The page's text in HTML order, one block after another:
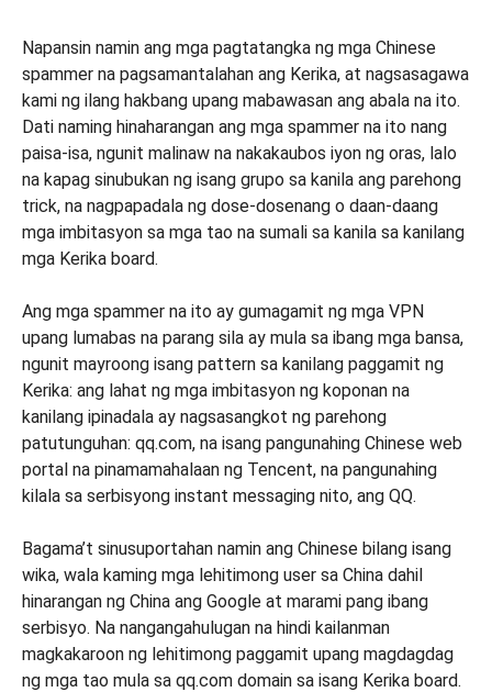
Napansin namin ang mga pagtatangka ng mga Chinese
spammer na pagsamantalahan ang Kerika, at nagsasagawa
kami ng ilang hakbang upang mabawasan ang abala na ito.
Dati naming hinaharangan ang mga spammer na ito nang
paisa-isa, ngunit malinaw na nakakaubos iyon ng oras, lalo
na kapag sinubukan ng isang grupo sa kanila ang parehong
trick, na nagpapadala ng dose-dosenang o daan-daang
mga imbitasyon sa mga tao na sumali sa kanila sa kanilang
mga Kerika board.
Ang mga spammer na ito ay gumagamit ng mga VPN
upang lumabas na parang sila ay mula sa ibang mga bansa,
ngunit mayroong isang pattern sa kanilang paggamit ng
Kerika: ang lahat ng mga imbitasyon ng koponan na
kanilang ipinadala ay nagsasangkot ng parehong
patutunguhan: qq.com, na isang pangunahing Chinese web
portal na pinamamahalaan ng Tencent, na pangunahing
kilala sa serbisyong instant messaging nito, ang QQ.
Bagama’t sinusuportahan namin ang Chinese bilang isang
wika, wala kaming mga lehitimong user sa China dahil
hinarangan ng China ang Google at marami pang ibang
serbisyo. Na nangangahulugan na hindi kailanman
magkakaroon ng lehitimong paggamit upang magdagdag
ng mga tao mula sa qq.com domain sa isang Kerika board.